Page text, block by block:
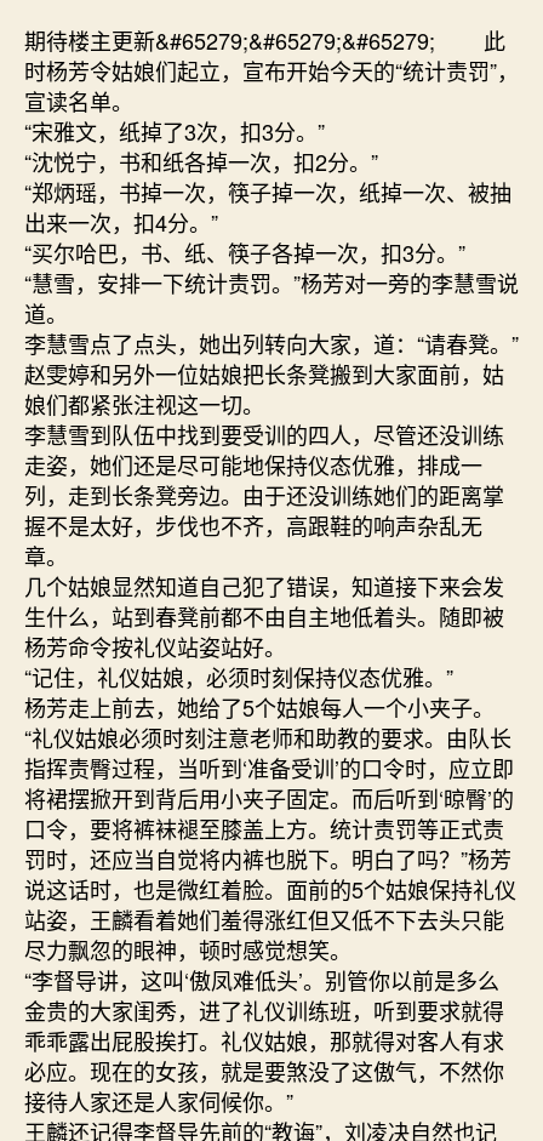
期待楼主更新&#65279;&#65279;&#65279; 此
时杨芳令姑娘们起立，宣布开始今天的“统计责罚”，
宣读名单。
“宋雅文，纸掉了3次，扣3分。”
“沈悦宁，书和纸各掉一次，扣2分。”
“郑炳瑶，书掉一次，筷子掉一次，纸掉一次、被抽
出来一次，扣4分。”
“买尔哈巴，书、纸、筷子各掉一次，扣3分。”
“慧雪，安排一下统计责罚。”杨芳对一旁的李慧雪说
道。
李慧雪点了点头，她出列转向大家，道：“请春凳。”
赵雯婷和另外一位姑娘把长条凳搬到大家面前，姑
娘们都紧张注视这一切。
李慧雪到队伍中找到要受训的四人，尽管还没训练
走姿，她们还是尽可能地保持仪态优雅，排成一
列，走到长条凳旁边。由于还没训练她们的距离掌
握不是太好，步伐也不齐，高跟鞋的响声杂乱无
章。
几个姑娘显然知道自己犯了错误，知道接下来会发
生什么，站到春凳前都不由自主地低着头。随即被
杨芳命令按礼仪站姿站好。
“记住，礼仪姑娘，必须时刻保持仪态优雅。”
杨芳走上前去，她给了5个姑娘每人一个小夹子。
“礼仪姑娘必须时刻注意老师和助教的要求。由队长
指挥责臀过程，当听到‘准备受训’的口令时，应立即
将裙摆掀开到背后用小夹子固定。而后听到‘晾臀’的
口令，要将裤袜褪至膝盖上方。统计责罚等正式责
罚时，还应当自觉将内裤也脱下。明白了吗？”杨芳
说这话时，也是微红着脸。面前的5个姑娘保持礼仪
站姿，王麟看着她们羞得涨红但又低不下去头只能
尽力飘忽的眼神，顿时感觉想笑。
“李督导讲，这叫‘傲凤难低头’。别管你以前是多么
金贵的大家闺秀，进了礼仪训练班，听到要求就得
乖乖露出屁股挨打。礼仪姑娘，那就得对客人有求
必应。现在的女孩，就是要煞没了这傲气，不然你
接待人家还是人家伺候你。”
王麟还记得李督导先前的“教诲”，刘凌决自然也记